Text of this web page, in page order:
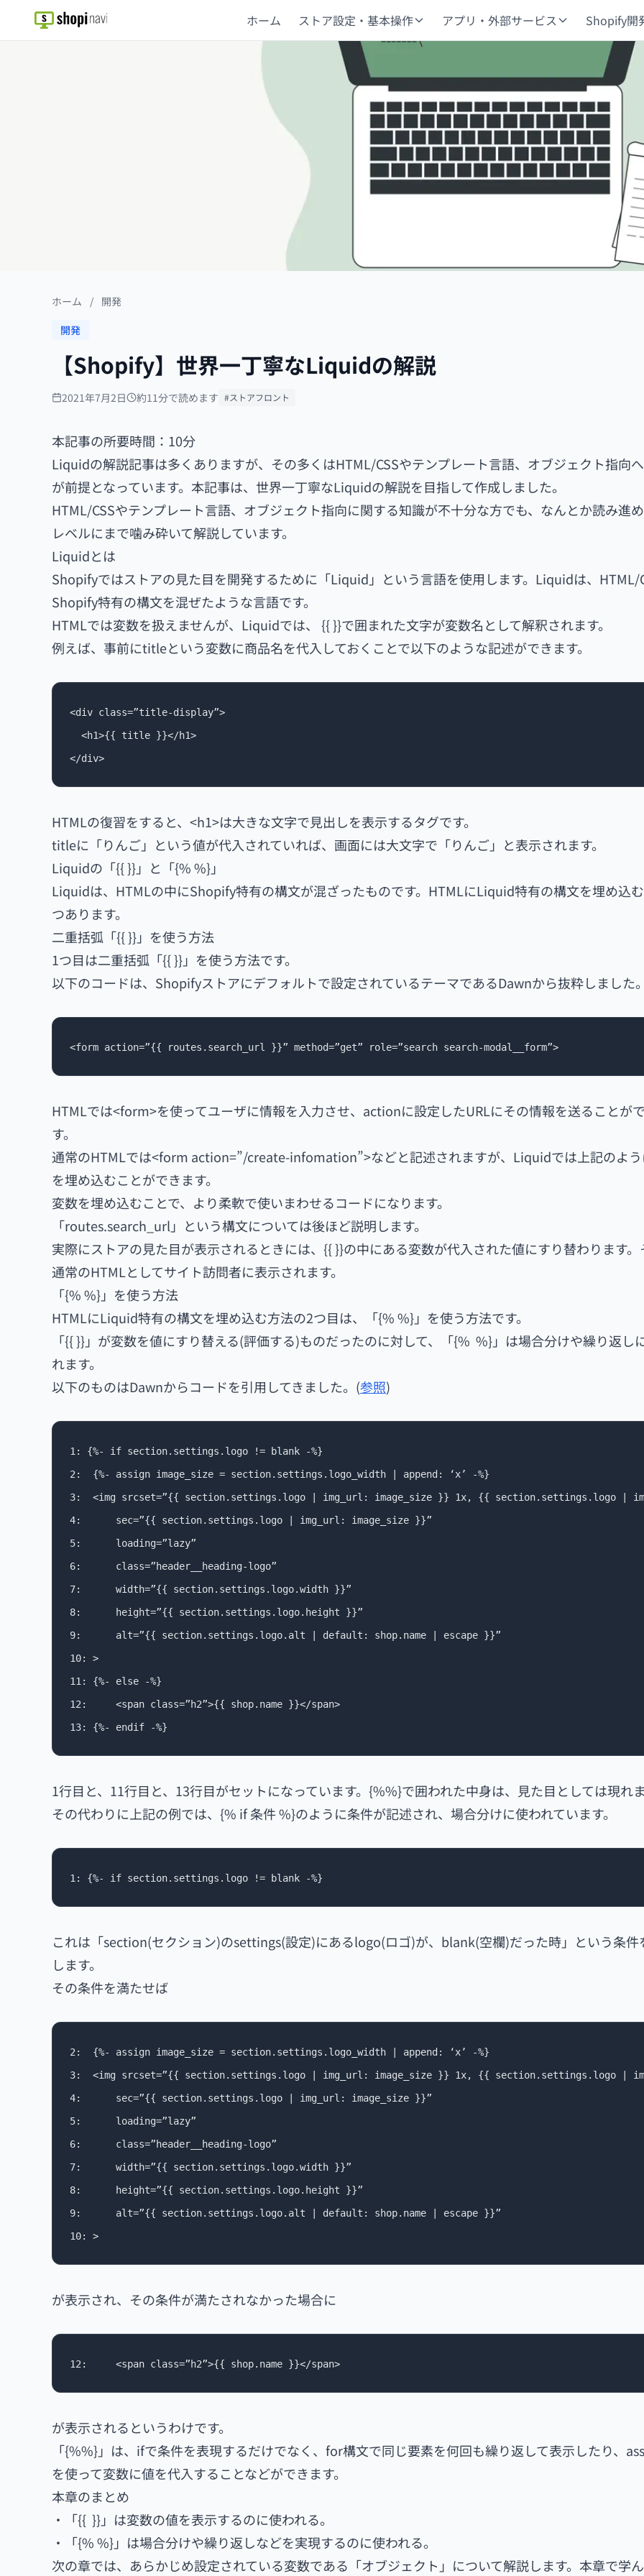
ホーム ストア設定・基本操作 アプリ・外部サービス Shopify開
ホーム / 開発
開発
【Shopify】世界一丁寧なLiquidの解説
2021年7月2日 約11分で読めます #ストアフロント
本記事の所要時間：10分
Liquidの解説記事は多くありますが、その多くはHTML/CSSやテンプレート言語、オブジェクト指向
が前提となっています。本記事は、世界一丁寧なLiquidの解説を目指して作成しました。
HTML/CSSやテンプレート言語、オブジェクト指向に関する知識が不十分な方でも、なんとか読み進
レベルにまで噛み砕いて解説しています。
Liquidとは
Shopifyではストアの見た目を開発するために「Liquid」という言語を使用します。Liquidは、HTML/
Shopify特有の構文を混ぜたような言語です。
HTMLでは変数を扱えませんが、Liquidでは、 {{ }}で囲まれた文字が変数名として解釈されます。
例えば、事前にtitleという変数に商品名を代入しておくことで以下のような記述ができます。
<div class=”title-display”>
  <h1>{{ title }}</h1>
</div>
HTMLの復習をすると、<h1>は大きな文字で見出しを表示するタグです。
titleに「りんご」という値が代入されていれば、画面には大文字で「りんご」と表示されます。
Liquidの「{{ }}」と「{% %}」
Liquidは、HTMLの中にShopify特有の構文が混ざったものです。HTMLにLiquid特有の構文を埋め込
つあります。
二重括弧「{{ }}」を使う方法
1つ目は二重括弧「{{ }}」を使う方法です。
以下のコードは、Shopifyストアにデフォルトで設定されているテーマであるDawnから抜粋しました
<form action=”{{ routes.search_url }}” method=”get” role=”search search-modal__form”>
HTMLでは<form>を使ってユーザに情報を入力させ、actionに設定したURLにその情報を送ることが
す。
通常のHTMLでは<form action=”/create-infomation”>などと記述されますが、Liquidでは上記のよ
を埋め込むことができます。
変数を埋め込むことで、より柔軟で使いまわせるコードになります。
「routes.search_url」という構文については後ほど説明します。
実際にストアの見た目が表示されるときには、{{ }}の中にある変数が代入された値にすり替わります。
通常のHTMLとしてサイト訪問者に表示されます。
「{% %}」を使う方法
HTMLにLiquid特有の構文を埋め込む方法の2つ目は、「{% %}」を使う方法です。
「{{ }}」が変数を値にすり替える(評価する)ものだったのに対して、「{% %}」は場合分けや繰り返し
れます。
以下のものはDawnからコードを引用してきました。(参照)
1: {%- if section.settings.logo != blank -%}
2: 	{%- assign image_size = section.settings.logo_width | append: ‘x’ -%}
3: 	<img srcset=”{{ section.settings.logo | img_url: image_size }} 1x, {{ section.settings.logo | img_url: image_size, scale: 2 }} 2x”
4: 		sec=”{{ section.settings.logo | img_url: image_size }}”
5: 	 	loading=”lazy”
6:		class=”header__heading-logo”
7:		width=”{{ section.settings.logo.width }}”
8:		height=”{{ section.settings.logo.height }}”
9:		alt=”{{ section.settings.logo.alt | default: shop.name | escape }}”
10:	>
11: {%- else -%}
12: 	<span class=”h2”>{{ shop.name }}</span>
1行目と、11行目と、13行目がセットになっています。{%%}で囲われた中身は、見た目としては現れ
その代わりに上記の例では、{% if 条件 %}のように条件が記述され、場合分けに使われています。
1: {%- if section.settings.logo != blank -%}
これは「section(セクション)のsettings(設定)にあるlogo(ロゴ)が、blank(空欄)だった時」という条件
します。
その条件を満たせば
2: 	{%- assign image_size = section.settings.logo_width | append: ‘x’ -%}
3: 	<img srcset=”{{ section.settings.logo | img_url: image_size }} 1x, {{ section.settings.logo | img_url: image_size, scale: 2 }} 2x”
4: 		sec=”{{ section.settings.logo | img_url: image_size }}”
5: 	 	loading=”lazy”
6:		class=”header__heading-logo”
7:		width=”{{ section.settings.logo.width }}”
8:		height=”{{ section.settings.logo.height }}”
9:		alt=”{{ section.settings.logo.alt | default: shop.name | escape }}”
10:	>
が表示され、その条件が満たされなかった場合に
12: 	<span class=”h2”>{{ shop.name }}</span>
が表示されるというわけです。
「{%%}」は、ifで条件を表現するだけでなく、for構文で同じ要素を何回も繰り返して表示したり、
を使って変数に値を代入することなどができます。
本章のまとめ
・「{{ }}」は変数の値を表示するのに使われる。
・「{% %}」は場合分けや繰り返しなどを実現するのに使われる。
次の章では、あらかじめ設定されている変数である「オブジェクト」について解説します。本章で学